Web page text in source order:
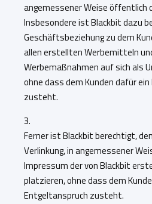
angemessener Weise öffentlich
Insbesondere ist Blackbit dazu
Geschäftsbeziehung zu dem
allen erstellten Werbemitteln
Werbemaßnahmen auf sich als
ohne dass dem Kunden dafür
zusteht.
3.
Ferner ist Blackbit berechtigt,
Verlinkung, in angemessener
Impressum der von Blackbit
platzieren, ohne dass dem
Entgeltanspruch zusteht.